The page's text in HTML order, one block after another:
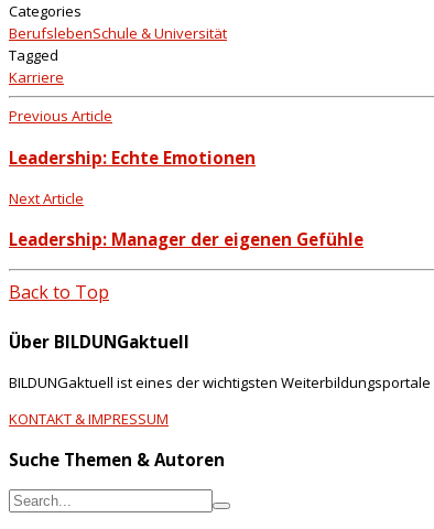
Categories
BerufslebenSchule & Universität
Tagged
Karriere
Previous Article
Leadership: Echte Emotionen
Next Article
Leadership: Manager der eigenen Gefühle
Back to Top
Über BILDUNGaktuell
BILDUNGaktuell ist eines der wichtigsten
KONTAKT & IMPRESSUM
Suche Themen & Autoren